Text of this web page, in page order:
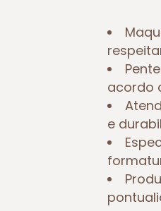
acordo
e